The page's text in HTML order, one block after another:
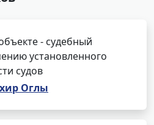
- судебный
установленного
судов
Оглы